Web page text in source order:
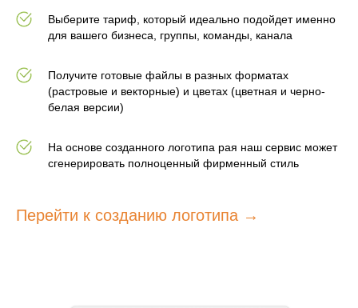
Выберите тариф, который идеально подойдет именно
для вашего бизнеса, группы, команды, канала
Получите готовые файлы в разных форматах
(растровые и векторные) и цветах (цветная и черно-
белая версии)
На основе созданного логотипа рая наш сервис может
сгенерировать полноценный фирменный стиль
Перейти к созданию логотипа